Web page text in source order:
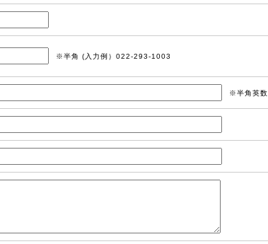
※半角 (入力例）022-293-1003
※半角英数